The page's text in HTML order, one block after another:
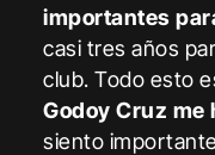
importantes
casi tres años
club. Todo esto
Godoy Cruz me
siento